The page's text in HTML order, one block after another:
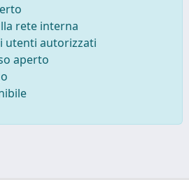
rete interna
utenti autorizzati
aperto